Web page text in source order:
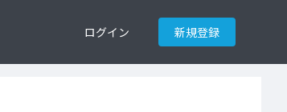
ログイン 新規登録